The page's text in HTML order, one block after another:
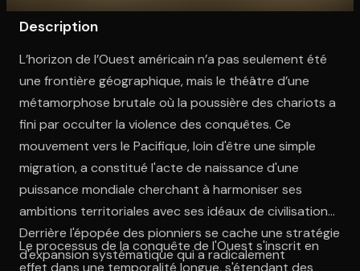
Description
L’horizon de l’Ouest américain n’a pas seulement été
une frontière géographique, mais le théâtre d’une
métamorphose brutale où la poussière des chariots a
fini par occulter la violence des conquêtes. Ce
mouvement vers le Pacifique, loin d'être une simple
migration, a constitué l'acte de naissance d'une
puissance mondiale cherchant à harmoniser ses
ambitions territoriales avec ses idéaux de civilisation.
Derrière l'épopée des pionniers se cache une stratégie
d'expansion systématique qui a radicalement
Le processus de la conquête de l'Ouest s'inscrit en
effet dans une temporalité longue, s'étendant des